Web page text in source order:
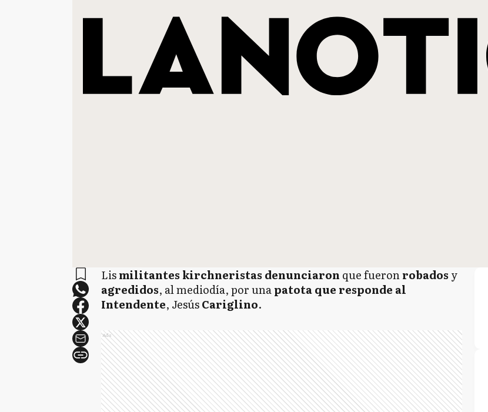
Lismilitantes kirchneristas denunciaron que fueronrobados y
agredidos, al mediodía, por unapatota que responde al
Intendente, JesúsCariglino.
Ads